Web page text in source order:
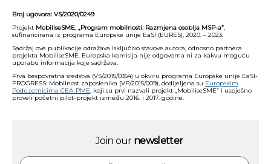
Broj ugovora: VS/2020/0249
Projekt MobiliseSME, „Program mobilnosti: Razmjena osoblja MSP-a”,
sufinancirana iz programa Europske unije EaSI (EURES), 2020. – 2023.
Sadržaj ove publikacije odražava isključivo stavove autora, odnosno partnera
projekta MobiliseSME. Europska komisija nije odgovorna ni za kakvu moguću
uporabu informacija koje sadržava.
Prva bespovratna sredstva (VS/2015/0354) u okviru programa Europske unije EaSI-
PROGRESS: Mobilnost zaposlenika (VP/2015/009), dodijeljena su Europskim
Poduzetnicima CEA-PME, koji su prvi nazvali projekt „MobiliseSME” i uspješno
proveli početni pilot-projekt između 2016. i 2017. godine.
Join our newsletter